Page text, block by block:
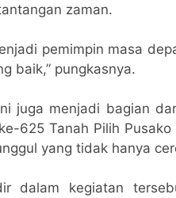
zaman.
pemimpin masa
baik,” pungkasnya.
juga menjadi bagian
625 Tanah Pilih
yang tidak hanya
dalam kegiatan